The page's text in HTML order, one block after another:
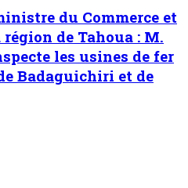
du Commerce et
de Tahoua : M.
les usines de fer
Badaguichiri et de